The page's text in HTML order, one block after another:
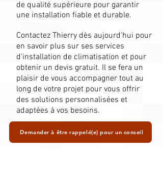
de qualité supérieure pour garantir
une installation fiable et durable.
Contactez Thierry dès aujourd'hui pour
en savoir plus sur ses services
d'installation de climatisation et pour
obtenir un devis gratuit. Il se fera un
plaisir de vous accompagner tout au
long de votre projet pour vous offrir
des solutions personnalisées et
adaptées à vos besoins.
Demander à être rappelé(e) pour un conseil